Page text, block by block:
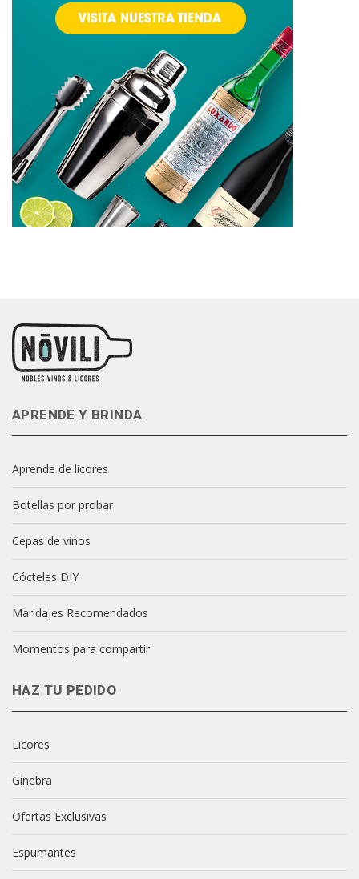
APRENDE Y BRINDA
Aprende de licores
Botellas por probar
Cepas de vinos
Cócteles DIY
Maridajes Recomendados
Momentos para compartir
HAZ TU PEDIDO
Licores
Ginebra
Ofertas Exclusivas
Espumantes